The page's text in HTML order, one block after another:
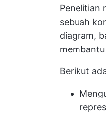
Penelitian
sebuah
diagram,
Berikut